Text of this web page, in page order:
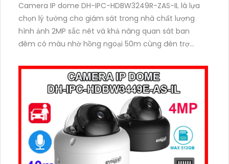
Camera IP dome DH-IPC-HDBW3249R-ZAS-IL là lựa
chọn lý tưởng cho giám sát trong nhà chất lượng
hình ảnh 2MP sắc nét và khả năng quan sát ban
đêm có màu nhờ hồng ngoại 50m cùng đèn trợ
nhận diện chính xác người và phương tiện, hỗ trợ ghi
âm qua micro tích hợp và lưu trữ tối đa 512GB qua
khe thẻ nhớ, camera hỗ trợ PoE lắp đặt dễ dàng.